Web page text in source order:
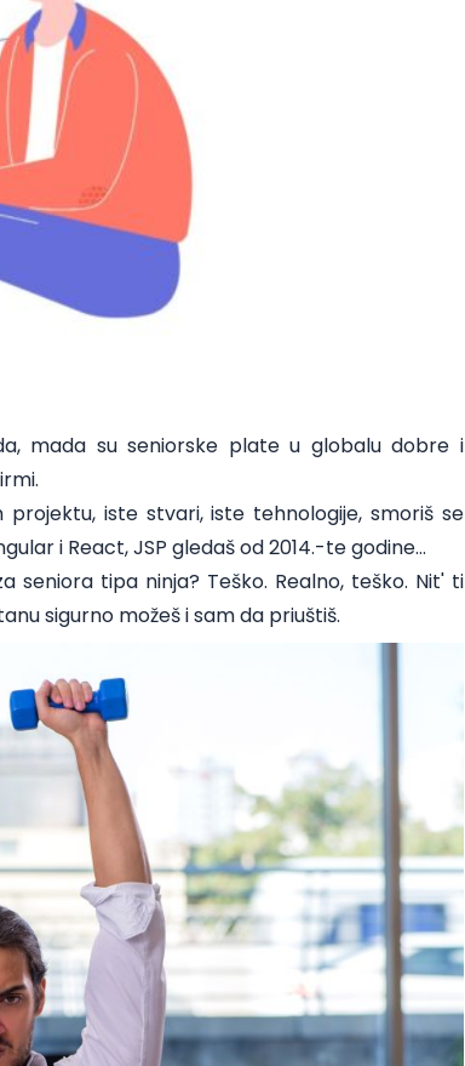
mada su seniorske plate u globalu dobre i
iste stvari, iste tehnologije, smoriš se
i React, JSP gledaš od 2014.-te godine…
seniora tipa ninja? Teško. Realno, teško. Nit' ti
sigurno možeš i sam da priuštiš.